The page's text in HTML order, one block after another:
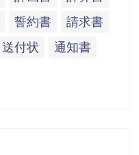
誓約書
請求書
送付状
通知書